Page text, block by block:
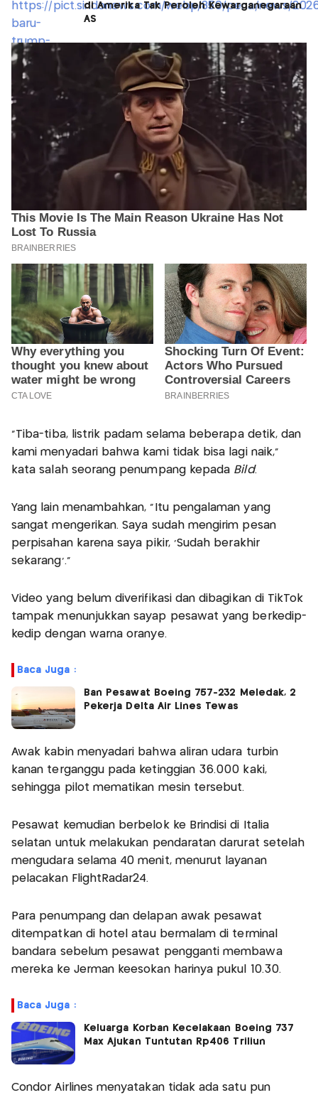
di Amerika Tak Peroleh Kewarganegaraan
AS
"Tiba-tiba, listrik padam selama beberapa detik, dan
kami menyadari bahwa kami tidak bisa lagi naik,"
kata salah seorang penumpang kepada Bild.
Yang lain menambahkan, "Itu pengalaman yang
sangat mengerikan. Saya sudah mengirim pesan
perpisahan karena saya pikir, 'Sudah berakhir
sekarang'."
Video yang belum diverifikasi dan dibagikan di TikTok
tampak menunjukkan sayap pesawat yang berkedip-
kedip dengan warna oranye.
Baca Juga :
Ban Pesawat Boeing 757-232 Meledak, 2
Pekerja Delta Air Lines Tewas
Awak kabin menyadari bahwa aliran udara turbin
kanan terganggu pada ketinggian 36.000 kaki,
sehingga pilot mematikan mesin tersebut.
Pesawat kemudian berbelok ke Brindisi di Italia
selatan untuk melakukan pendaratan darurat setelah
mengudara selama 40 menit, menurut layanan
pelacakan FlightRadar24.
Para penumpang dan delapan awak pesawat
ditempatkan di hotel atau bermalam di terminal
bandara sebelum pesawat pengganti membawa
mereka ke Jerman keesokan harinya pukul 10.30.
Baca Juga :
Keluarga Korban Kecelakaan Boeing 737
Max Ajukan Tuntutan Rp406 Triliun
Condor Airlines menyatakan tidak ada satu pun